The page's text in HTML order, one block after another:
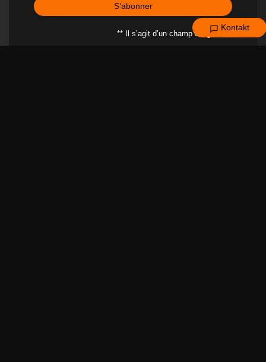
Kontakt
S’abonner
** Il s’agit d’un champ obligatoire.